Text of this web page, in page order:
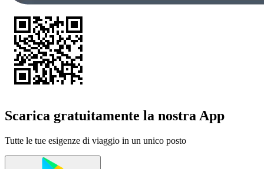
Scarica gratuitamente la nostra App
Tutte le tue esigenze di viaggio in un unico posto